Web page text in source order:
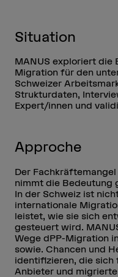
Situation
MANUS exploriert die
Migration für den
Schweizer
Strukturdaten,
Expert/innen und
Approche
Der
nimmt die Bedeutung
In der Schweiz ist
internationale
leistet, wie sie sich
gesteuert wird.
Wege dPP-Migration
sowie. Chancen und
identifizieren, die sich
Anbieter und